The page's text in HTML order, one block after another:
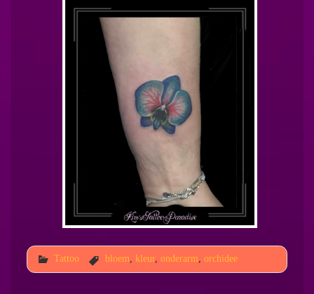
Tattoo bloem kleur, onderarm orchidee